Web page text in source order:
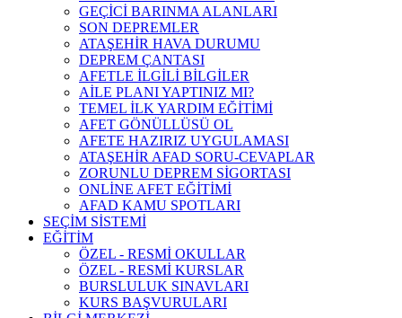
GEÇİCİ BARINMA ALANLARI
SON DEPREMLER
ATAŞEHİR HAVA DURUMU
DEPREM ÇANTASI
AFETLE İLGİLİ BİLGİLER
AİLE PLANI YAPTINIZ MI?
TEMEL İLK YARDIM EĞİTİMİ
AFET GÖNÜLLÜSÜ OL
AFETE HAZIRIZ UYGULAMASI
ATAŞEHİR AFAD SORU-CEVAPLAR
ZORUNLU DEPREM SİGORTASI
ONLİNE AFET EĞİTİMİ
AFAD KAMU SPOTLARI
SEÇİM SİSTEMİ
EĞİTİM
ÖZEL - RESMİ OKULLAR
ÖZEL - RESMİ KURSLAR
BURSLULUK SINAVLARI
KURS BAŞVURULARI